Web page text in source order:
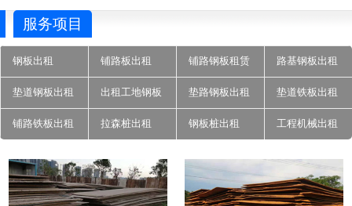
服务项目
钢板出租 铺路板出租 铺路钢板租赁 路基钢板出租
垫道钢板出租 出租工地钢板 垫路钢板出租 垫道铁板出租
铺路铁板出租 拉森桩出租 钢板桩出租 工程机械出租